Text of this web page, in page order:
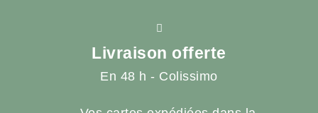
Livraison offerte
En 48 h - Colissimo